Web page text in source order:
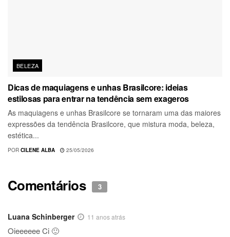
BELEZA
Dicas de maquiagens e unhas Brasilcore: ideias
estilosas para entrar na tendência sem exageros
As maquiagens e unhas Brasilcore se tornaram uma das maiores
expressões da tendência Brasilcore, que mistura moda, beleza,
estética...
POR CILENE ALBA 25/05/2026
Comentários 3
Luana Schinberger 11 anos atrás
Oieeeeee Ci 🙂